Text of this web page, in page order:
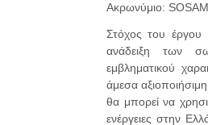
Ακρωνύμιο:
Στόχος του έργου
ανάδειξη των
εμβληματικού
άμεσα
θα μπορεί να
ενέργειες στην